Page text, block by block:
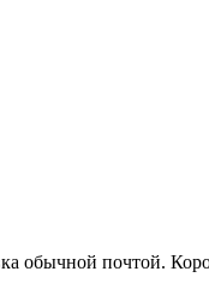
обычной почтой.